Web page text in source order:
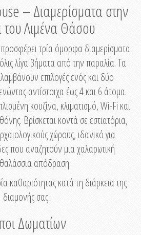
– Διαμερίσματα στην
Λιμένα Θάσου
τρία όμορφα διαμερίσματα
λίγα βήματα από την παραλία. Τα
επιλογές ενός και δύο
αντίστοιχα έως 4 και 6 άτομα.
κουζίνα, κλιματισμό, Wi-Fi και
Βρίσκεται κοντά σε εστιατόρια,
χώρους, ιδανικό για
που αναζητούν μια χαλαρωτική
απόδραση.
καθαριότητας κατά τη διάρκεια της
διαμονής σας.
Δωματίων